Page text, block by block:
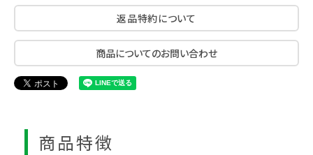
返品特約について
商品についてのお問い合わせ
商品特徴